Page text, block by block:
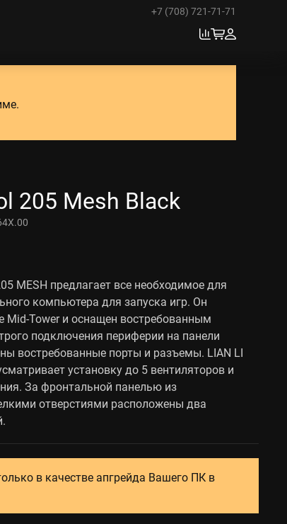
+7 (708) 721-71-71
205 Mesh Black
MESH предлагает все необходимое для
компьютера для запуска игр. Он
Tower и оснащен востребованным
подключения периферии на панели
востребованные порты и разъемы. LIAN LI
установку до 5 вентиляторов и
За фронтальной панелью из
отверстиями расположены два
в качестве апгрейда Вашего ПК в